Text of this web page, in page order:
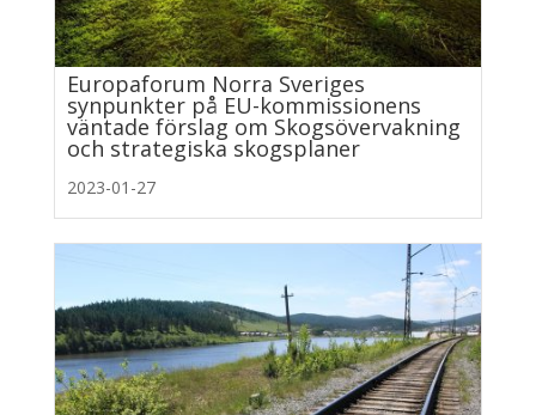
Europaforum Norra Sveriges
synpunkter på EU-kommissionens
väntade förslag om Skogsövervakning
och strategiska skogsplaner
2023-01-27